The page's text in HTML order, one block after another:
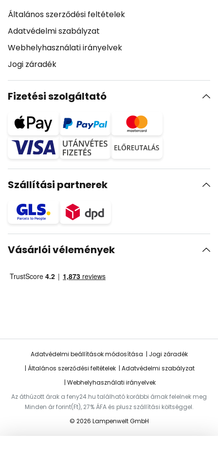
Általános szerződési feltételek
Adatvédelmi szabályzat
Webhelyhasználati irányelvek
Jogi záradék
Fizetési szolgáltató
Szállítási partnerek
Vásárlói vélemények
Adatvédelmi beállítások módosítása
Jogi záradék
Általános szerződési feltételek
Adatvédelmi szabályzat
Webhelyhasználati irányelvek
Az áthúzott árak a feny24.hu található korábbi árnak felelnek meg
Minden ár forint(Ft), 27% ÁFA és plusz szállítási költséggel.
© 2026 Lampenwelt GmbH